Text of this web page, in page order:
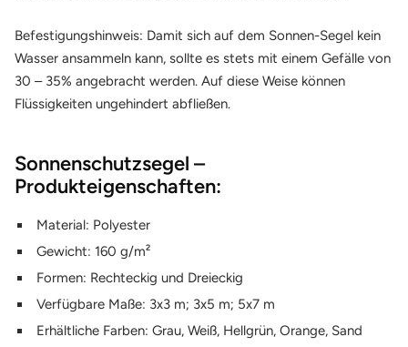
Befestigungshinweis: Damit sich auf dem Sonnen-Segel kein
Wasser ansammeln kann, sollte es stets mit einem Gefälle von
30 – 35% angebracht werden. Auf diese Weise können
Flüssigkeiten ungehindert abfließen.
Sonnenschutzsegel –
Produkteigenschaften:
Material: Polyester
Gewicht: 160 g/m²
Formen: Rechteckig und Dreieckig
Verfügbare Maße: 3x3 m; 3x5 m; 5x7 m
Erhältliche Farben: Grau, Weiß, Hellgrün, Orange, Sand